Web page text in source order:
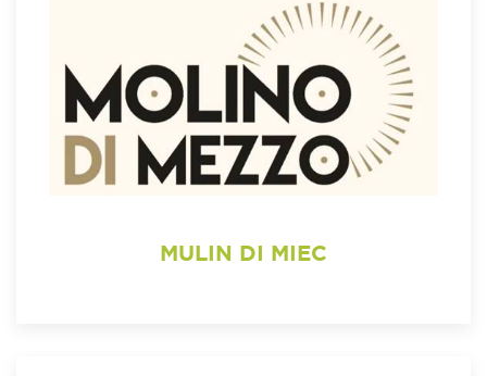
MULIN DI MIEC